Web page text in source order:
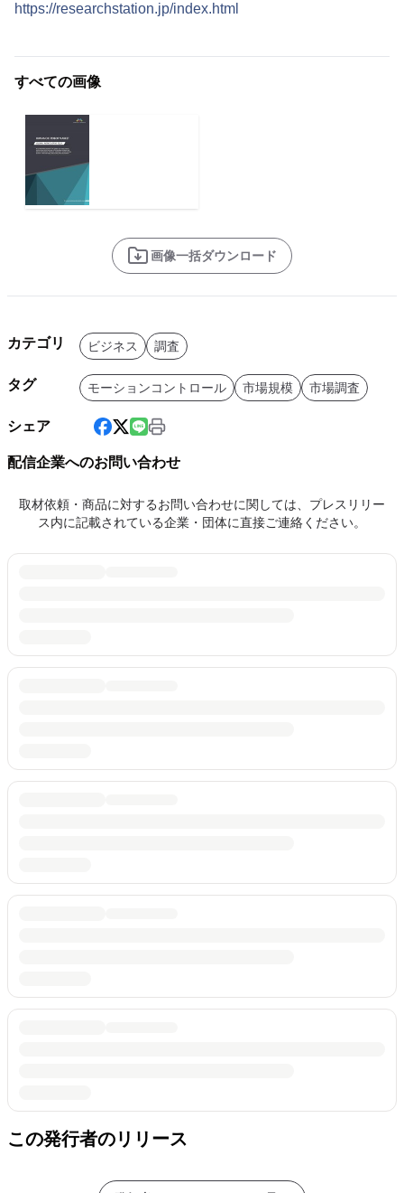
https://researchstation.jp/index.html
すべての画像
画像一括ダウンロード
カテゴリ ビジネス 調査
タグ モーションコントロール 市場規模 市場調査
シェア
配信企業へのお問い合わせ
取材依頼・商品に対するお問い合わせに関しては、プレスリリー
ス内に記載されている企業・団体に直接ご連絡ください。
この発行者のリリース